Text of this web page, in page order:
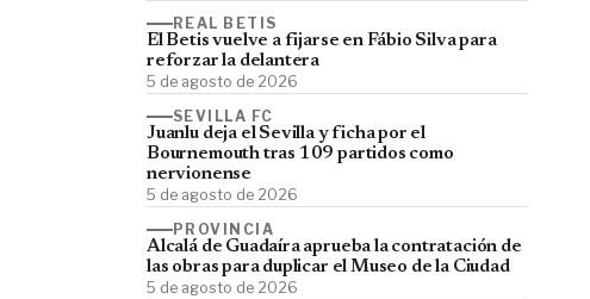
REAL BETIS
El Betis vuelve a fijarse en Fábio Silva para
reforzar la delantera
5 de agosto de 2026
SEVILLA FC
Juanlu deja el Sevilla y ficha por el
Bournemouth tras 109 partidos como
nervionense
5 de agosto de 2026
PROVINCIA
Alcalá de Guadaíra aprueba la contratación de
las obras para duplicar el Museo de la Ciudad
5 de agosto de 2026